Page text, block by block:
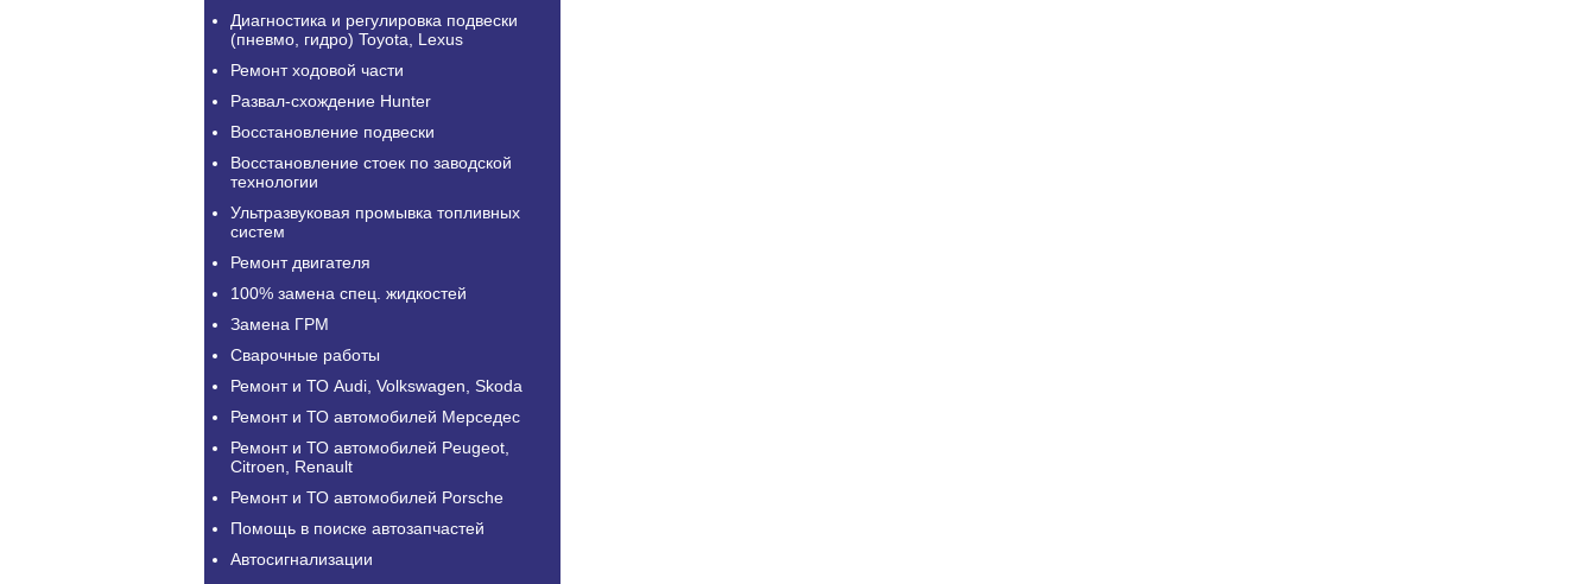
Диагностика и регулировка подвески
(пневмо, гидро) Toyota, Lexus
Ремонт ходовой части
Развал-схождение Hunter
Восстановление подвески
Восстановление стоек по заводской
технологии
Ультразвуковая промывка топливных
систем
Ремонт двигателя
100% замена спец. жидкостей
Замена ГРМ
Сварочные работы
Ремонт и ТО Audi, Volkswagen, Skoda
Ремонт и ТО автомобилей Мерседес
Ремонт и ТО автомобилей Peugeot,
Citroen, Renault
Ремонт и ТО автомобилей Porsche
Помощь в поиске автозапчастей
Автосигнализации